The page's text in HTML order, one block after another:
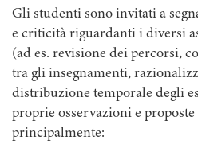
Gli studenti sono invitati a
e criticità riguardanti i diversi
(ad es. revisione dei percorsi,
tra gli insegnamenti,
distribuzione temporale degli
proprie osservazioni e
principalmente: